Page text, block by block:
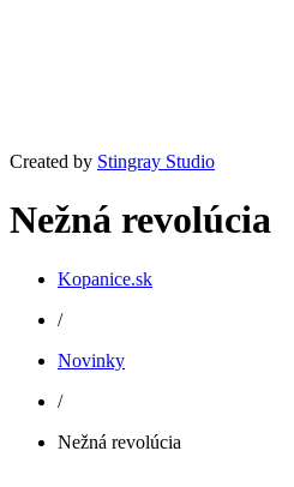
Created by Stingray Studio
Nežná revolúcia
Kopanice.sk
/
Novinky
/
Nežná revolúcia